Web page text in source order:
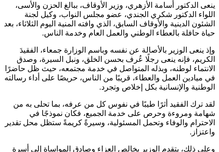
ينعى الدكتور أسامة الأزهري، وزير الأوقاف، ببالغ الحزن والأسى،
اللواء الدكتور شكري الجندي، عضو مجلس النواب، وكيل لجنة
الشئون الدينية والأوقاف السابق، الذي وافته المنية اليوم الثلاثاء، بعد
حياة حافلة بالعطاء الوطني والعمل العام وخدمة الناس.
وإذ ينعى الوزير بالأصالة عن نفسه وباسم الوزارة جمعاء، الفقيدَ
الكريم، فإنه ينعى رجلًا عُرف بحسن الخلق، ونبل السيرة، وصدق
الانتماء لوطنه، وبذله المتواصل في خدمة مجتمعه، حيث ظل حاضرًا
في ميادين العمل والعطاء، قريبًا من الناس، حريصًا على أداء رسالته
الوطنية والإنسانية بكل إخلاص وتجرد.
لقد ترك الفقيد أثرًا طيبًا في نفوس كل من عرفه، بما تحلى به من
شهامة ومروءة وحرص على خدمة الجميع، فكان نموذجًا في
الاحترام والوفاء وتحمل المسئولية، وسيرةً كريمةً ستظل محل تقدير
واعتزاز.
وعلى ذلك، يتقدم الوزير بخالص العزاء وصادق المواساة إلى أسرة